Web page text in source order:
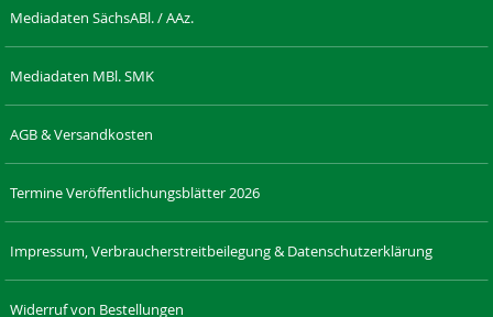
Mediadaten SächsABl. / AAz.
Mediadaten MBl. SMK
AGB & Versandkosten
Termine Veröffentlichungsblätter 2026
Impressum, Verbraucherstreitbeilegung & Datenschutzerklärung
Widerruf von Bestellungen